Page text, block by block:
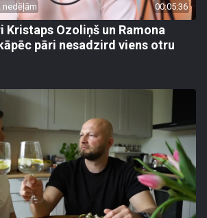
nedēļām 00:05:36
Ozoliņš un Ramona
pāri nesadzird viens otru